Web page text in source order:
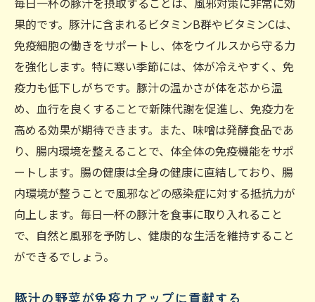
果的です。豚汁に含まれるビタミンB群やビタミンCは、
免疫細胞の働きをサポートし、体をウイルスから守る力
を強化します。特に寒い季節には、体が冷えやすく、免
疫力も低下しがちです。豚汁の温かさが体を芯から温
め、血行を良くすることで新陳代謝を促進し、免疫力を
高める効果が期待できます。また、味噌は発酵食品であ
り、腸内環境を整えることで、体全体の免疫機能をサポ
ートします。腸の健康は全身の健康に直結しており、腸
内環境が整うことで風邪などの感染症に対する抵抗力が
向上します。毎日一杯の豚汁を食事に取り入れること
で、自然と風邪を予防し、健康的な生活を維持すること
ができるでしょう。
豚汁の野菜が免疫力アップに貢献する